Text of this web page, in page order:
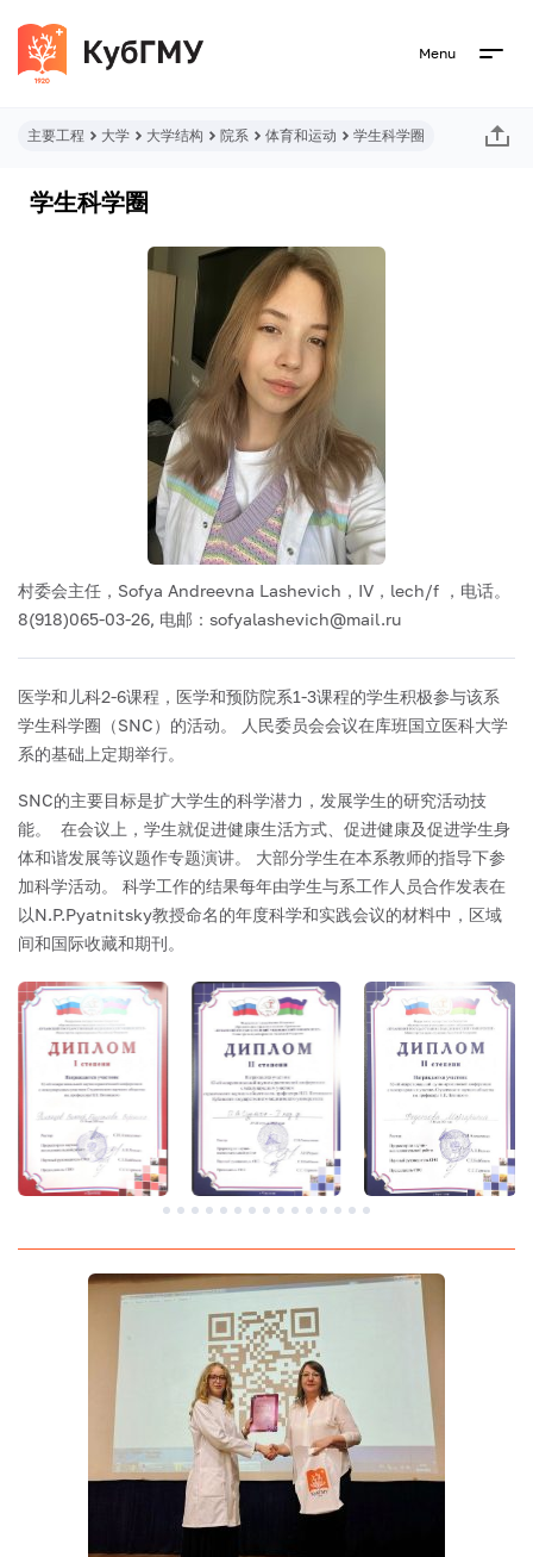
Menu
主要工程 大学 大学结构 院系 体育和运动 学生科学圈
学生科学圈
村委会主任，Sofya Andreevna Lashevich，IV，lech/f ，电话。
8(918)065-03-26, 电邮：sofyalashevich@mail.ru
医学和儿科2-6课程，医学和预防院系1-3课程的学生积极参与该系
学生科学圈（SNC）的活动。 人民委员会会议在库班国立医科大学
系的基础上定期举行。
SNC的主要目标是扩大学生的科学潜力，发展学生的研究活动技
能。 在会议上，学生就促进健康生活方式、促进健康及促进学生身
体和谐发展等议题作专题演讲。 大部分学生在本系教师的指导下参
加科学活动。 科学工作的结果每年由学生与系工作人员合作发表在
以N.P.Pyatnitsky教授命名的年度科学和实践会议的材料中，区域
间和国际收藏和期刊。